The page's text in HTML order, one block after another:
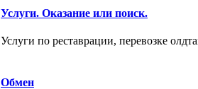
Услуги. Оказание или поиск.
Услуги по реставрации, перевозке
Обмен